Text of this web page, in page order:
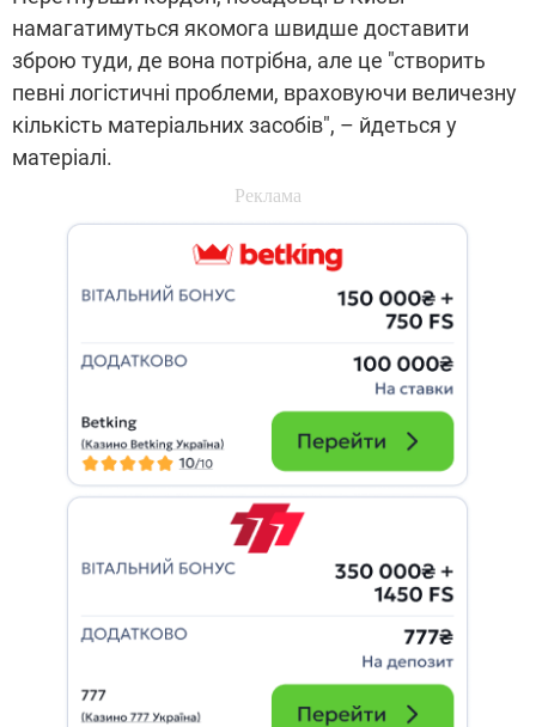
намагатимуться якомога швидше доставити
зброю туди, де вона потрібна, але це "створить
певні логістичні проблеми, враховуючи величезну
кількість матеріальних засобів", – йдеться у
матеріалі.